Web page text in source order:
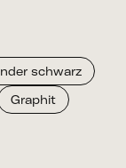
schwarz
Graphit